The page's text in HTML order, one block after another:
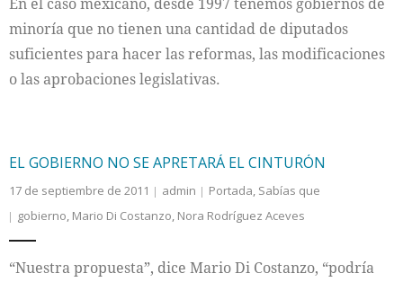
minoría que no tienen una cantidad de diputados
suficientes para hacer las reformas, las modificaciones
o las aprobaciones legislativas.
EL GOBIERNO NO SE APRETARÁ EL CINTURÓN
17 de septiembre de 2011 admin Portada, Sabías que
gobierno, Mario Di Costanzo, Nora Rodríguez Aceves
“Nuestra propuesta”, dice Mario Di Costanzo, “podría